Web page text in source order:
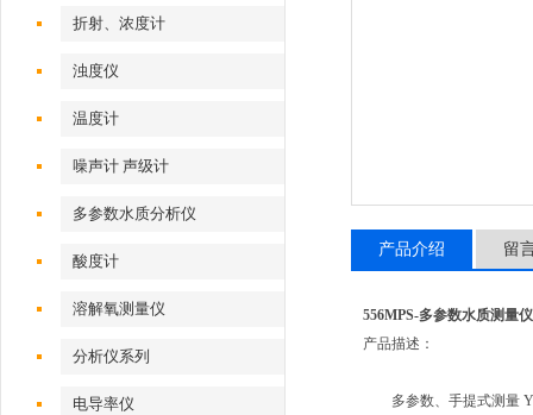
折射、浓度计
浊度仪
温度计
噪声计 声级计
多参数水质分析仪
酸度计
溶解氧测量仪
分析仪系列
电导率仪
产品介绍 留
556MPS-多参数水质测量仪
产品描述：
多参数、手提式测量